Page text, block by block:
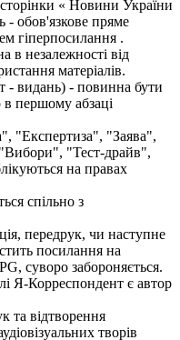
сторінки « Новини України
- обов'язкове пряме
гіперпосилання .
в незалежності від
матеріалів.
- видань) - повинна бути
в першому абзаці
"Експертиза", "Заява",
"Тест-драйв",
на правах
спільно з
передрук, чи наступне
посилання на
суворо забороняється.
Я-Корреспондент є автор
та відтворення
творів